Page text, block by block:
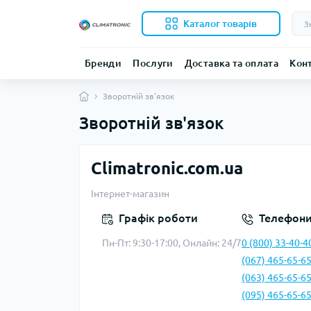
Каталог товарів
Бренди Послуги Доставка та оплата
Зворотній зв'язок
Зворотній зв'язок
Climatronic.com.ua
Інтернет-магазин
Графік роботи
Пн-Пт: 9:30-17:00, Онлайн: 24/7
Телефони
0 (800) 33-40-
(067) 465-65-65
(063) 465-65-65
(095) 465-65-65